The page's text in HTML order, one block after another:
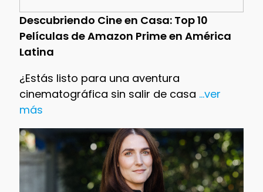
Descubriendo Cine en Casa: Top 10
Películas de Amazon Prime en América
Latina
¿Estás listo para una aventura
cinematográfica sin salir de casa ...ver
más